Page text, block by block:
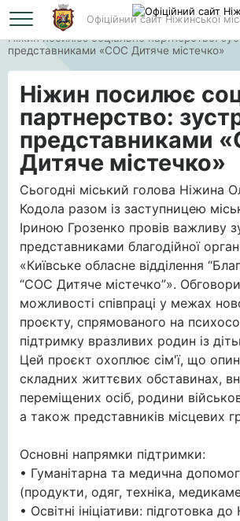
Офіційний сайт Ніжинської
Головна
Ніжин посилює соціальне партнерство:
представниками «СОС Дитяче містечко»
Ніжин посилює
партнерство:
представниками
Дитяче містечко»
Сьогодні міський голова Ніжина
Кодола разом із заступницею
Іриною Грозенко провів важливу
представниками благодійної
«Київське обласне відділення
“СОС Дитяче містечко”».
можливості співпраці у межах
проєкту, спрямованого на
підтримку вразливих родин із
Цей проєкт охоплює сім'ї, що
складних життєвих обставинах,
переміщених осіб, родини
а також представників місцевих
Основні напрямки підтримки:
• Гуманітарна та медична
(продукти, одяг, техніка,
• Освітні ініціативи: підготовка